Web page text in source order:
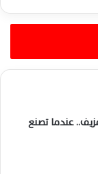
عندما تصنع